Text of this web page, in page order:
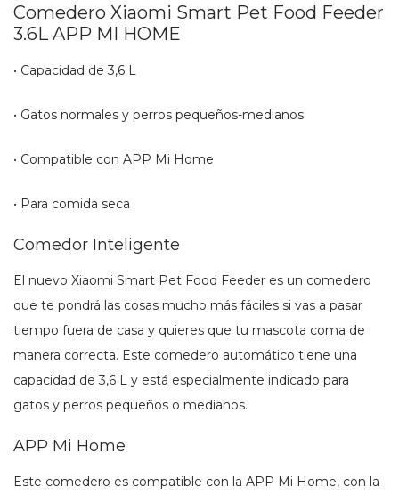
Comedero Xiaomi Smart Pet Food Feeder
3.6L APP MI HOME
• Capacidad de 3,6 L
• Gatos normales y perros pequeños-medianos
• Compatible con APP Mi Home
• Para comida seca
Comedor Inteligente
El nuevo Xiaomi Smart Pet Food Feeder es un comedero
que te pondrá las cosas mucho más fáciles si vas a pasar
tiempo fuera de casa y quieres que tu mascota coma de
manera correcta. Este comedero automático tiene una
capacidad de 3,6 L y está especialmente indicado para
gatos y perros pequeños o medianos.
APP Mi Home
Este comedero es compatible con la APP Mi Home, con la